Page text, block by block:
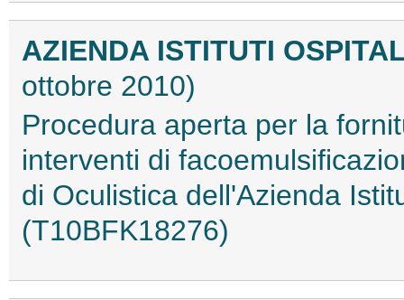
AZIENDA ISTITUTI
ottobre 2010)
Procedura aperta per la
interventi di
di Oculistica dell'Azienda
(T10BFK18276)